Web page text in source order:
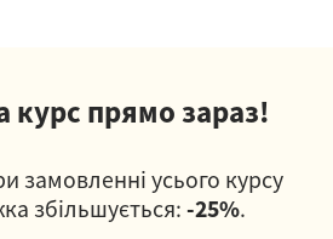
курс прямо зараз!
замовленні усього курсу
збільшується: -25%.